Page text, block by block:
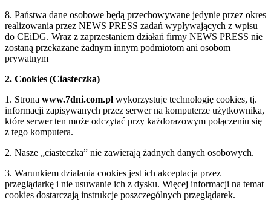
8. Państwa dane osobowe będą przechowywane jedynie przez okres
realizowania przez NEWS PRESS zadań wypływających z wpisu
do CEiDG. Wraz z zaprzestaniem działań firmy NEWS PRESS nie
zostaną przekazane żadnym innym podmiotom ani osobom
prywatnym
2. Cookies (Ciasteczka)
1. Strona www.7dni.com.pl wykorzystuje technologię cookies, tj.
informacji zapisywanych przez serwer na komputerze użytkownika,
które serwer ten może odczytać przy każdorazowym połączeniu się
z tego komputera.
2. Nasze „ciasteczka” nie zawierają żadnych danych osobowych.
3. Warunkiem działania cookies jest ich akceptacja przez
przeglądarkę i nie usuwanie ich z dysku. Więcej informacji na temat
cookies dostarczają instrukcje poszczególnych przeglądarek.